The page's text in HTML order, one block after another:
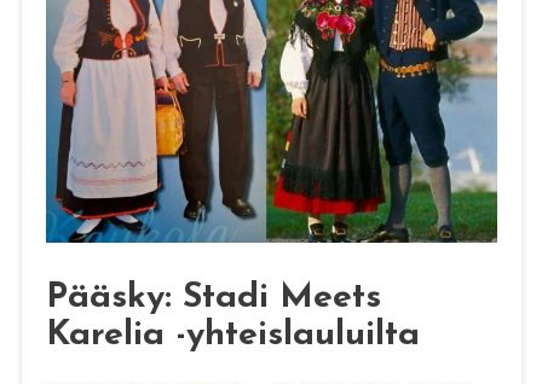
Pääsky: Stadi Meets
Karelia -yhteislauluilta